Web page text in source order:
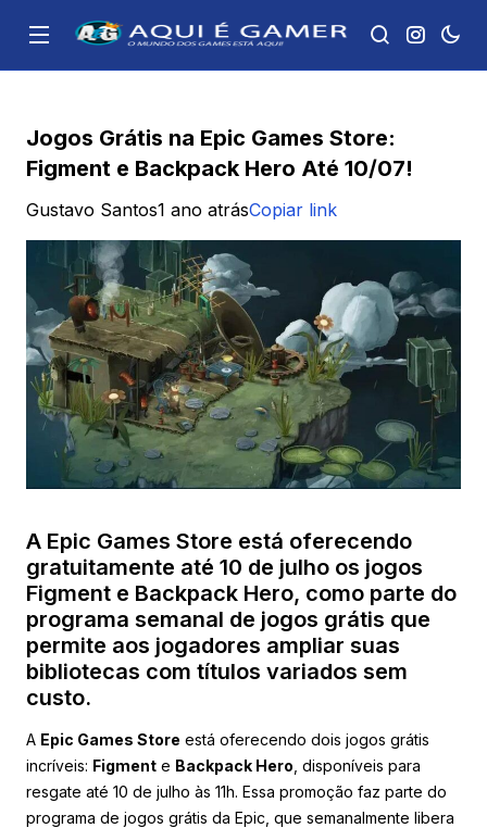
Jogos Grátis na Epic Games Store:
Figment e Backpack Hero Até 10/07!
Gustavo Santos1 ano atrásCopiar link
A Epic Games Store está oferecendo
gratuitamente até 10 de julho os jogos
Figment e Backpack Hero, como parte do
programa semanal de jogos grátis que
permite aos jogadores ampliar suas
bibliotecas com títulos variados sem
custo.
A Epic Games Store está oferecendo dois jogos grátis
incríveis: Figment e Backpack Hero , disponíveis para
resgate até 10 de julho às 11h. Essa promoção faz parte do
programa de jogos grátis da Epic, que semanalmente libera